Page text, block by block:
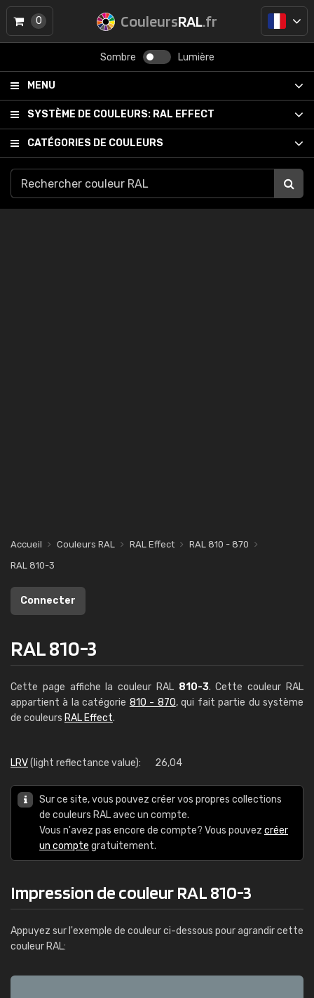
CouleursRAL.fr
Sombre Lumière
MENU
SYSTÈME DE COULEURS: RAL EFFECT
CATÉGORIES DE COULEURS
0
Accueil Couleurs RAL RAL Effect
RAL 810 - 870
RAL 810-3
Connecter
RAL 810-3
Cette page affiche la couleur RAL 810-3. Cette couleur RAL
appartient à la catégorie 810 - 870, qui fait partie du système
de couleurs RAL Effect.
LRV(light reflectance value): 26,04
Sur ce site, vous pouvez créer vos propres collections
de couleurs RAL avec un compte.
Vous n'avez pas encore de compte? Vous pouvez créer
un compte gratuitement.
Impression de couleur RAL 810-3
Appuyez sur l'exemple de couleur ci-dessous pour agrandir cette
couleur RAL: